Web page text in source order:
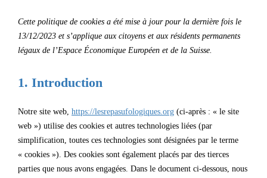
Cette politique de cookies a été mise à jour pour la dernière fois le
13/12/2023 et s’applique aux citoyens et aux résidents permanents
légaux de l’Espace Économique Européen et de la Suisse.
1. Introduction
Notre site web, https://lesrepasufologiques.org (ci-après : « le site
web ») utilise des cookies et autres technologies liées (par
simplification, toutes ces technologies sont désignées par le terme
« cookies »). Des cookies sont également placés par des tierces
parties que nous avons engagées. Dans le document ci-dessous, nous